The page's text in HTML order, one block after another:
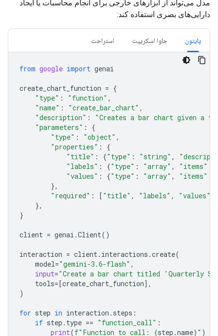
مدل می‌تواند از ابزارهای خارجی برای انجام محاسبات یا ایجاد
دارایی‌های بصری استفاده کند:
پایتون جاوا اسکریپت استراحت
from google import genai
create_chart_function = {
"type" : "function" ,
"name" : "create_bar_chart" ,
"description" :
"Creates a bar chart given a
"parameters" :
{
"type" : "object" ,
"properties" :
{
"title" : {"type" : "string" ,
"labels" : {"type" : "array" , "items"
"values" : {"type" : "array" , "items"
},
"required" : [ "title" , "labels" , "values"
},
}
client = genai .Client()
interaction = client. interactions .create(
model="gemini-3.6-flash" ,
input="Create a bar chart titled 'Quarterly
tools=[create_chart_function],
)
for step in interaction . steps :
if step . type == "function_call" :
print(f"Function to call: {step .name}" )